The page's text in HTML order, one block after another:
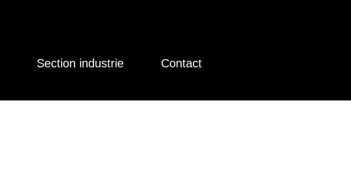
Section industrie Contact